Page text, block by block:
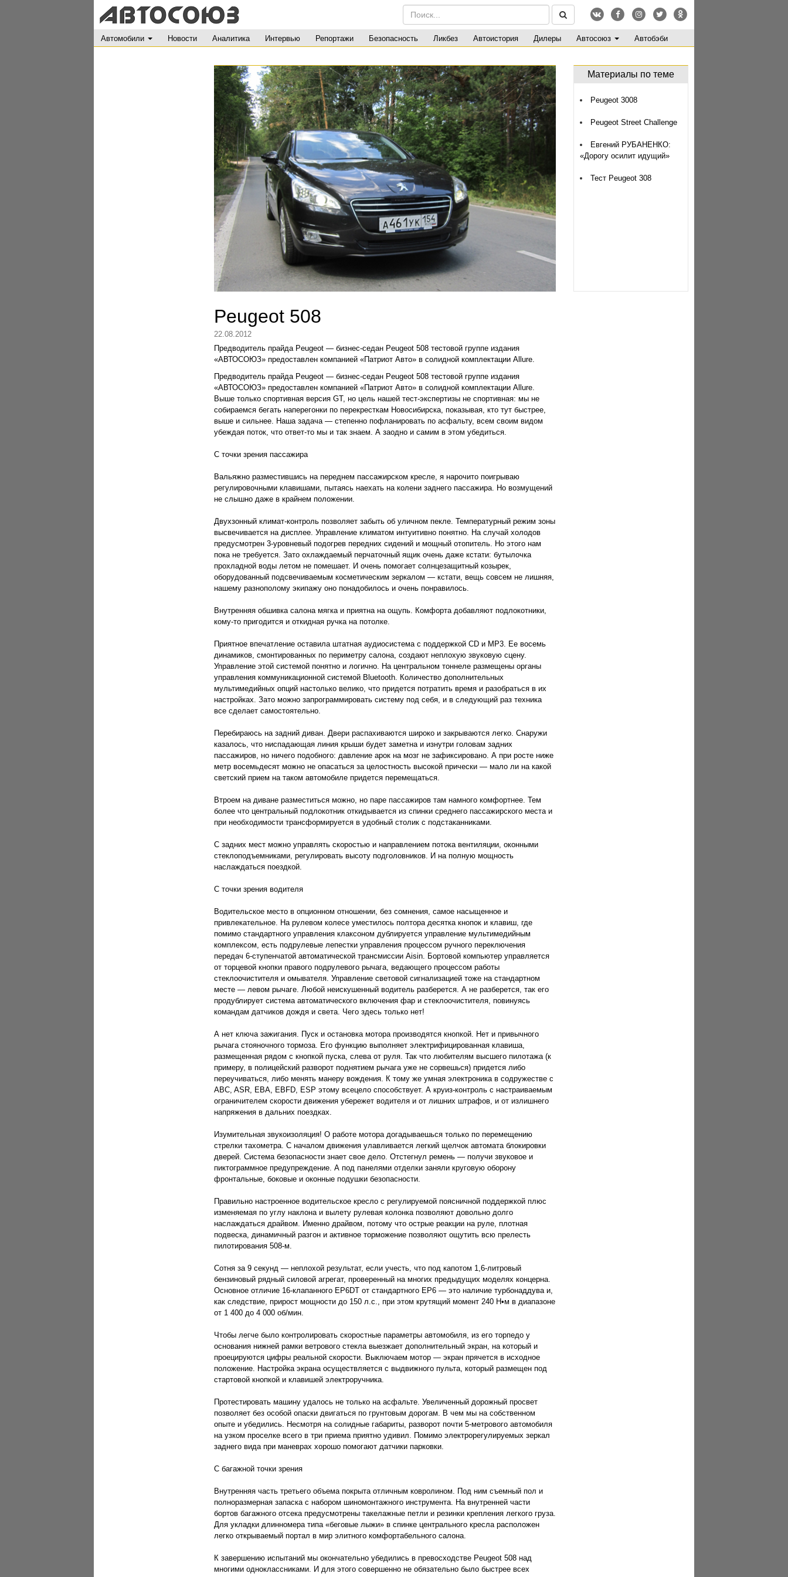
Автомобили Новости Аналитика Интервью Репортажи Безопасность Ликбез Автоистория Дилеры Автосоюз Автобэби
Peugeot 508
22.08.2012
Предводитель прайда Peugeot — бизнес-седан Peugeot 508 тестовой группе издания
«АВТОСОЮЗ» предоставлен компанией «Патриот Авто» в солидной комплектации Allure.
Предводитель прайда Peugeot — бизнес-седан Peugeot 508 тестовой группе издания
«АВТОСОЮЗ» предоставлен компанией «Патриот Авто» в солидной комплектации Allure.
Выше только спортивная версия GT, но цель нашей тест-экспертизы не спортивная: мы не
собираемся бегать наперегонки по перекресткам Новосибирска, показывая, кто тут быстрее,
выше и сильнее. Наша задача — степенно пофланировать по асфальту, всем своим видом
убеждая поток, что ответ-то мы и так знаем. А заодно и самим в этом убедиться.
С точки зрения пассажира
Вальяжно разместившись на переднем пассажирском кресле, я нарочито поигрываю
регулировочными клавишами, пытаясь наехать на колени заднего пассажира. Но возмущений
не слышно даже в крайнем положении.
Двухзонный климат-контроль позволяет забыть об уличном пекле. Температурный режим зоны
высвечивается на дисплее. Управление климатом интуитивно понятно. На случай холодов
предусмотрен 3-уровневый подогрев передних сидений и мощный отопитель. Но этого нам
пока не требуется. Зато охлаждаемый перчаточный ящик очень даже кстати: бутылочка
прохладной воды летом не помешает. И очень помогает солнцезащитный козырек,
оборудованный подсвечиваемым косметическим зеркалом — кстати, вещь совсем не лишняя,
нашему разнополому экипажу оно понадобилось и очень понравилось.
Внутренняя обшивка салона мягка и приятна на ощупь. Комфорта добавляют подлокотники,
кому-то пригодится и откидная ручка на потолке.
Приятное впечатление оставила штатная аудиосистема с поддержкой CD и MP3. Ее восемь
динамиков, смонтированных по периметру салона, создают неплохую звуковую сцену.
Управление этой системой понятно и логично. На центральном тоннеле размещены органы
управления коммуникационной системой Bluetooth. Количество дополнительных
мультимедийных опций настолько велико, что придется потратить время и разобраться в их
настройках. Зато можно запрограммировать систему под себя, и в следующий раз техника
все сделает самостоятельно.
Перебираюсь на задний диван. Двери распахиваются широко и закрываются легко. Снаружи
казалось, что ниспадающая линия крыши будет заметна и изнутри головам задних
пассажиров, но ничего подобного: давление арок на мозг не зафиксировано. А при росте ниже
метр восемьдесят можно не опасаться за целостность высокой прически — мало ли на какой
светский прием на таком автомобиле придется перемещаться.
Втроем на диване разместиться можно, но паре пассажиров там намного комфортнее. Тем
более что центральный подлокотник откидывается из спинки среднего пассажирского места и
при необходимости трансформируется в удобный столик с подстаканниками.
С задних мест можно управлять скоростью и направлением потока вентиляции, оконными
стеклоподъемниками, регулировать высоту подголовников. И на полную мощность
наслаждаться поездкой.
С точки зрения водителя
Водительское место в опционном отношении, без сомнения, самое насыщенное и
привлекательное. На рулевом колесе уместилось полтора десятка кнопок и клавиш, где
помимо стандартного управления клаксоном дублируется управление мультимедийным
комплексом, есть подрулевые лепестки управления процессом ручного переключения
передач 6-ступенчатой автоматической трансмиссии Aisin. Бортовой компьютер управляется
от торцевой кнопки правого подрулевого рычага, ведающего процессом работы
стеклоочистителя и омывателя. Управление световой сигнализацией тоже на стандартном
месте — левом рычаге. Любой неискушенный водитель разберется. А не разберется, так его
продублирует система автоматического включения фар и стеклоочистителя, повинуясь
командам датчиков дождя и света. Чего здесь только нет!
А нет ключа зажигания. Пуск и остановка мотора производятся кнопкой. Нет и привычного
рычага стояночного тормоза. Его функцию выполняет электрифицированная клавиша,
размещенная рядом с кнопкой пуска, слева от руля. Так что любителям высшего пилотажа (к
примеру, в полицейский разворот поднятием рычага уже не сорвешься) придется либо
переучиваться, либо менять манеру вождения. К тому же умная электроника в содружестве с
ABC, ASR, EBA, EBFD, ESP этому всецело способствует. А круиз-контроль с настраиваемым
ограничителем скорости движения убережет водителя и от лишних штрафов, и от излишнего
напряжения в дальних поездках.
Изумительная звукоизоляция! О работе мотора догадываешься только по перемещению
стрелки тахометра. С началом движения улавливается легкий щелчок автомата блокировки
дверей. Система безопасности знает свое дело. Отстегнул ремень — получи звуковое и
пиктограммное предупреждение. А под панелями отделки заняли круговую оборону
фронтальные, боковые и оконные подушки безопасности.
Правильно настроенное водительское кресло с регулируемой поясничной поддержкой плюс
изменяемая по углу наклона и вылету рулевая колонка позволяют довольно долго
наслаждаться драйвом. Именно драйвом, потому что острые реакции на руле, плотная
подвеска, динамичный разгон и активное торможение позволяют ощутить всю прелесть
пилотирования 508-м.
Сотня за 9 секунд — неплохой результат, если учесть, что под капотом 1,6-литровый
бензиновый рядный силовой агрегат, проверенный на многих предыдущих моделях концерна.
Основное отличие 16-клапанного EP6DT от стандартного ЕР6 — это наличие турбонаддува и,
как следствие, прирост мощности до 150 л.с., при этом крутящий момент 240 Н•м в диапазоне
от 1 400 до 4 000 об/мин.
Чтобы легче было контролировать скоростные параметры автомобиля, из его торпедо у
основания нижней рамки ветрового стекла выезжает дополнительный экран, на который и
проецируются цифры реальной скорости. Выключаем мотор — экран прячется в исходное
положение. Настройка экрана осуществляется с выдвижного пульта, который размещен под
стартовой кнопкой и клавишей электроручника.
Протестировать машину удалось не только на асфальте. Увеличенный дорожный просвет
позволяет без особой опаски двигаться по грунтовым дорогам. В чем мы на собственном
опыте и убедились. Несмотря на солидные габариты, разворот почти 5-метрового автомобиля
на узком проселке всего в три приема приятно удивил. Помимо электрорегулируемых зеркал
заднего вида при маневрах хорошо помогают датчики парковки.
С багажной точки зрения
Внутренняя часть третьего объема покрыта отличным ковролином. Под ним съемный пол и
полноразмерная запаска с набором шиномонтажного инструмента. На внутренней части
бортов багажного отсека предусмотрены такелажные петли и резинки крепления легкого груза.
Для укладки длинномера типа «беговые лыжи» в спинке центрального кресла расположен
легко открываемый портал в мир элитного комфортабельного салона.
К завершению испытаний мы окончательно убедились в превосходстве Peugeot 508 над
многими одноклассниками. И для этого совершенно не обязательно было быстрее всех
Материалы по теме
Peugeot 3008
Peugeot Street Challenge
Евгений РУБАНЕНКО:
«Дорогу осилит идущий»
Тест Peugeot 308